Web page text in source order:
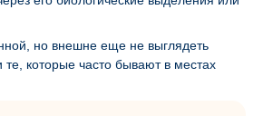
но внешне еще не выглядеть
которые часто бывают в местах